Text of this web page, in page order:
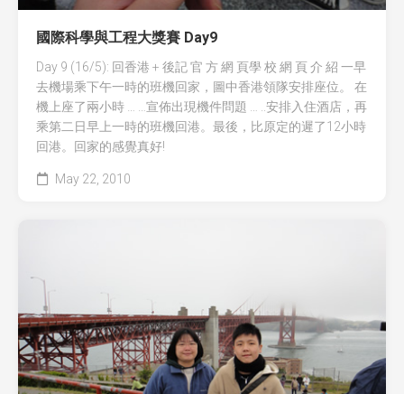
國際科學與工程大獎賽 Day9
Day 9 (16/5): 回香港 + 後記 官 方 網 頁學 校 網 頁 介 紹 一早
去機場乘下午一時的班機回家，圖中香港領隊安排座位。 在
機上座了兩小時 … …宣佈出現機件問題 … ..安排入住酒店，再
乘第二日早上一時的班機回港。最後，比原定的遲了12小時
回港。回家的感覺真好!
May 22, 2010